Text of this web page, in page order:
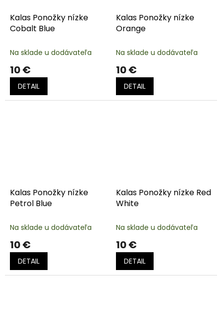
Kalas Ponožky nízke
Cobalt Blue
Na sklade u dodávateľa
10 €
DETAIL
Kalas Ponožky nízke
Orange
Na sklade u dodávateľa
10 €
DETAIL
Kalas Ponožky nízke
Petrol Blue
Na sklade u dodávateľa
10 €
DETAIL
Kalas Ponožky nízke Red
White
Na sklade u dodávateľa
10 €
DETAIL